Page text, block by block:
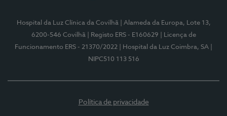
Hospital da Luz Clínica da Covilhã
| Alameda da Europa, Lote 13,
6200-546 Covilhã
| Registo ERS - E160629
| Licença de
Funcionamento ERS - 21370/2022
| Hospital da Luz Coimbra, SA
NIPC510 113 516
Política de privacidade